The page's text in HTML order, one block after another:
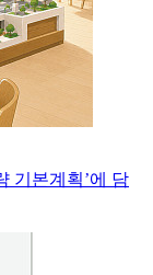
기본계획’에 담